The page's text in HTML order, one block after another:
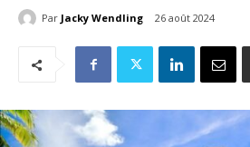
Par Jacky Wendling 26 août 2024